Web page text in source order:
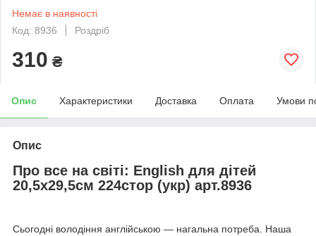
Немає в наявності
Код: 8936
Роздріб
310 ₴
Опис Характеристики Доставка Оплата Умови
Опис
Про все на світі: English для дітей
20,5х29,5см 224стор (укр) арт.8936
Сьогодні володіння англійською — нагальна потреба. Наша